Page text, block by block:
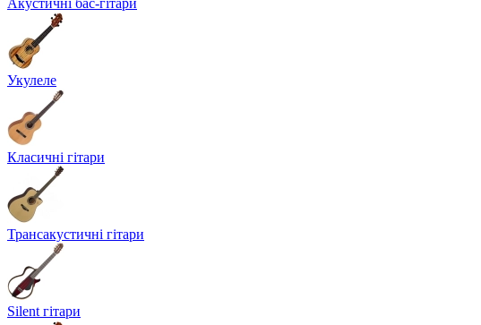
Акустичні бас-гітари
Укулеле
Класичні гітари
Трансакустичні гітари
Silent гітари